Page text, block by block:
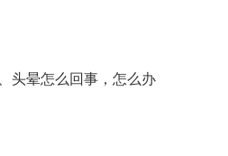
头晕怎么回事，怎么办